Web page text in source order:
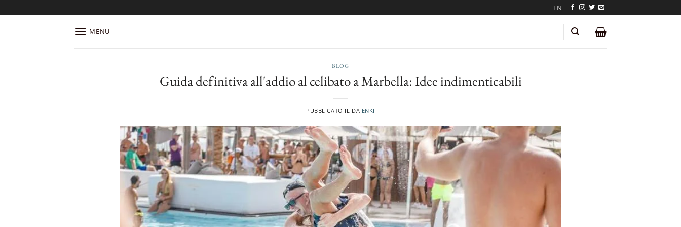
ai
EN
MENU
BLOG
Guida definitiva all'addio al celibato a Marbella: Idee indimenticabili
PUBBLICATO IL DA ENKI